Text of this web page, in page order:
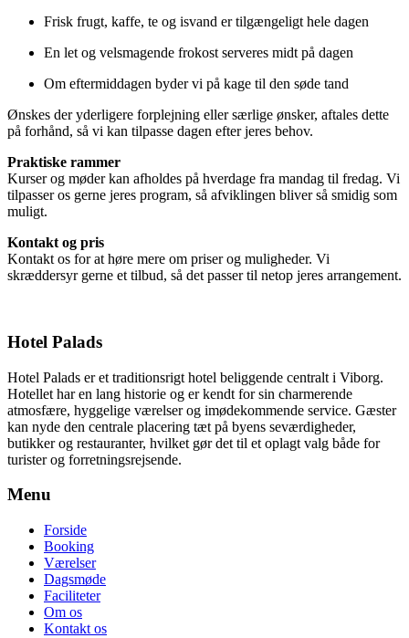
Frisk frugt, kaffe, te og isvand er tilgængeligt hele dagen
En let og velsmagende frokost serveres midt på dagen
Om eftermiddagen byder vi på kage til den søde tand
Ønskes der yderligere forplejning eller særlige ønsker, aftales dette
på forhånd, så vi kan tilpasse dagen efter jeres behov.
Praktiske rammer
Kurser og møder kan afholdes på hverdage fra mandag til fredag. Vi
tilpasser os gerne jeres program, så afviklingen bliver så smidig som
muligt.
Kontakt og pris
Kontakt os for at høre mere om priser og muligheder. Vi
skræddersyr gerne et tilbud, så det passer til netop jeres arrangement.
Hotel Palads
Hotel Palads er et traditionsrigt hotel beliggende centralt i Viborg.
Hotellet har en lang historie og er kendt for sin charmerende
atmosfære, hyggelige værelser og imødekommende service. Gæster
kan nyde den centrale placering tæt på byens seværdigheder,
butikker og restauranter, hvilket gør det til et oplagt valg både for
turister og forretningsrejsende.
Menu
Forside
Booking
Værelser
Dagsmøde
Faciliteter
Om os
Kontakt os